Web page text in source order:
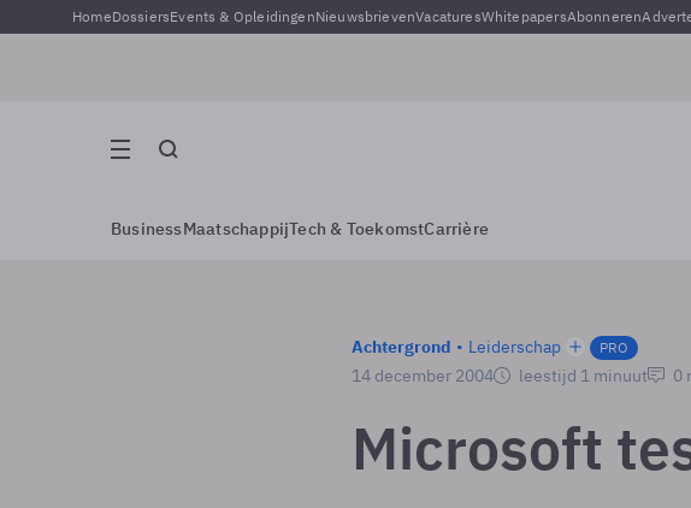
HomeDossiersEvents & OpleidingenNieuwsbrievenVacaturesWhitepapersAbonneren
BusinessMaatschappijTech & ToekomstCarrière
Achtergrond Leiderschap PRO
14 december 2004 leestijd 1 minuut 0
Microsoft